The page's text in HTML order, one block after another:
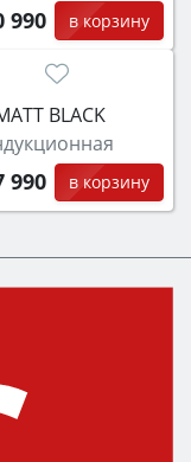
990 в корзину
BLACK
990 в корзину